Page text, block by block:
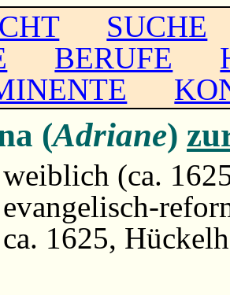
SUCHE
BERUFE
(Adriane)
weiblich (ca.
evangelisch-
ca. 1625,